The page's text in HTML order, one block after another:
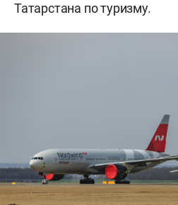
Татарстана по туризму.